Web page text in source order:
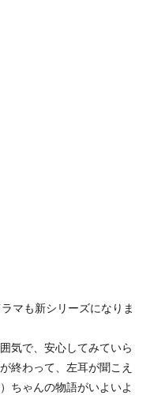
マも新シリーズになりま
気で、安心してみていら
終わって、左耳が聞こえ
ちゃんの物語がいよいよ